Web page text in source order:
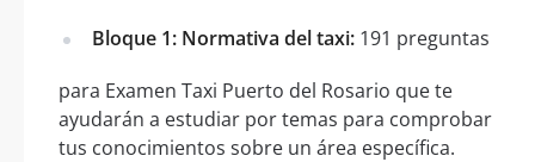
Bloque 1: Normativa del taxi: 191 preguntas
para Examen Taxi Puerto del Rosario que te
ayudarán a estudiar por temas para comprobar
tus conocimientos sobre un área específica.